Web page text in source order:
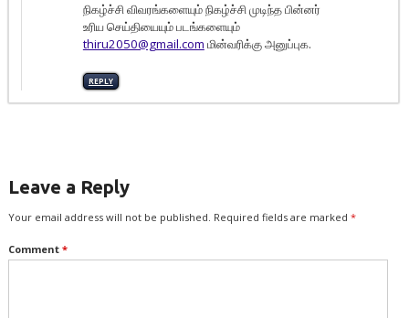
நிகழ்ச்சி விவரங்களையும் நிகழ்ச்சி முடிந்த பின்னர்
உரிய செய்தியையும் படங்களையும்
thiru2050@gmail.com மின்வரிக்கு அனுப்புக.
REPLY
Leave a Reply
Your email address will not be published. Required fields are marked *
Comment *